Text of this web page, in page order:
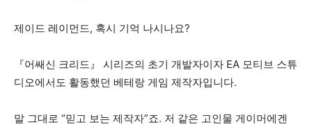
제이드 레이먼드, 혹시 기억 나시나요?
『어쌔신 크리드』 시리즈의 초기 개발자이자 EA 모티브 스튜
디오에서도 활동했던 베테랑 게임 제작자입니다.
말 그대로 “믿고 보는 제작자”죠. 저 같은 고인물 게이머에겐